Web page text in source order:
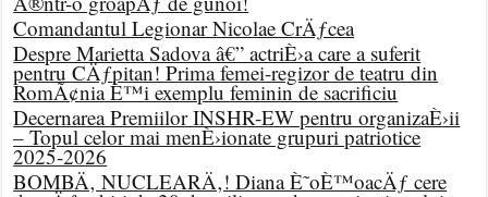
Comandantul Legionar Nicolae CrÄƒcea
Despre Marietta Sadova â€” actriÈ›a care a suferit
pentru CÄƒpitan! Prima femei-regizor de teatru din
RomÃ¢nia È™i exemplu feminin de sacrificiu
Decernarea Premiilor INSHR-EW pentru organizaÈ›ii
– Topul celor mai menÈ›ionate grupuri patriotice
2025-2026
BOMBÄ‚ NUCLEARÄ‚! Diana È˜oÈ™oacÄƒ cere